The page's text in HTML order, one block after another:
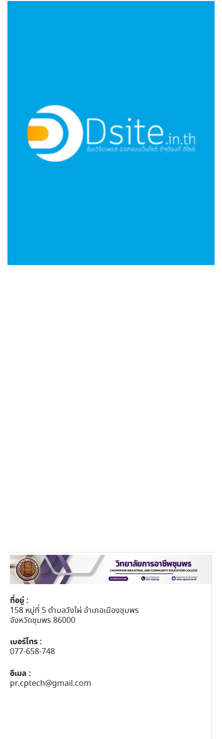
ที่อยู่ :
158 หมู่ที่ 5 ตำบลวังไผ่ อำเภอเมืองชุมพร
จังหวัดชุมพร 86000
เบอร์โทร :
077-658-748
อีเมล :
pr.cptech@gmail.com